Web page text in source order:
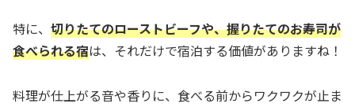
特に、 切りたてのローストビーフや、握りたてのお寿司が
食べられる宿は、それだけで宿泊する価値がありますね！
料理が仕上がる音や香りに、食べる前からワクワクが止ま